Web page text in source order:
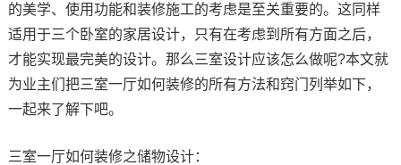
的美学、使用功能和装修施工的考虑是至关重要的。这同样
适用于三个卧室的家居设计，只有在考虑到所有方面之后，
才能实现最完美的设计。那么三室设计应该怎么做呢?本文就
为业主们把三室一厅如何装修的所有方法和窍门列举如下，
一起来了解下吧。
三室一厅如何装修之储物设计：